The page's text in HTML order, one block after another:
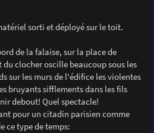
sorti et déployé sur le toit.
de la falaise, sur la place de
clocher oscille beaucoup sous les
sur les murs de l'édifice les violentes
bruyants sifflements dans les fils
debout! Quel spectacle!
pour un citadin parisien comme
ce type de temps: